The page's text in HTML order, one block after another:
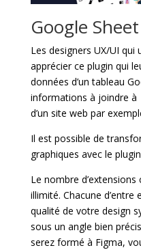
Google
Les designers UX/UI
apprécier ce plugin qui
données d’un tableau
informations à joindre
d’un site web par
Il est possible de
graphiques avec le
Le nombre
illimité. Chacune
qualité de votre design
sous un angle bien
serez formé à Figma,